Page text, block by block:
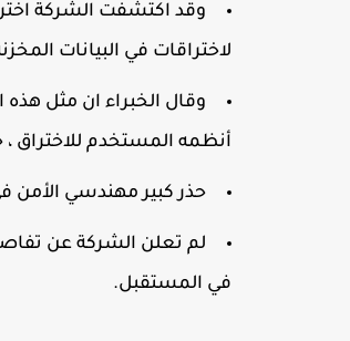
وقد اكتشفت الشركة
لاختراقات في البيانات
وقال الخبراء ان مثل
أنظمه المستخدم للاختراق ،
حذر كبير مهندسي الأمن
لم تعلن الشركة عن
في المستقبل.